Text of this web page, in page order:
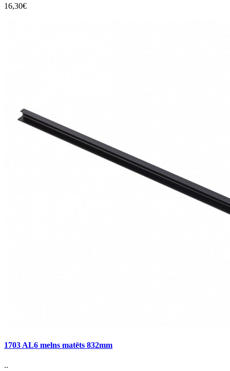
16,30€
1703 AL6 melns matēts 832mm
..